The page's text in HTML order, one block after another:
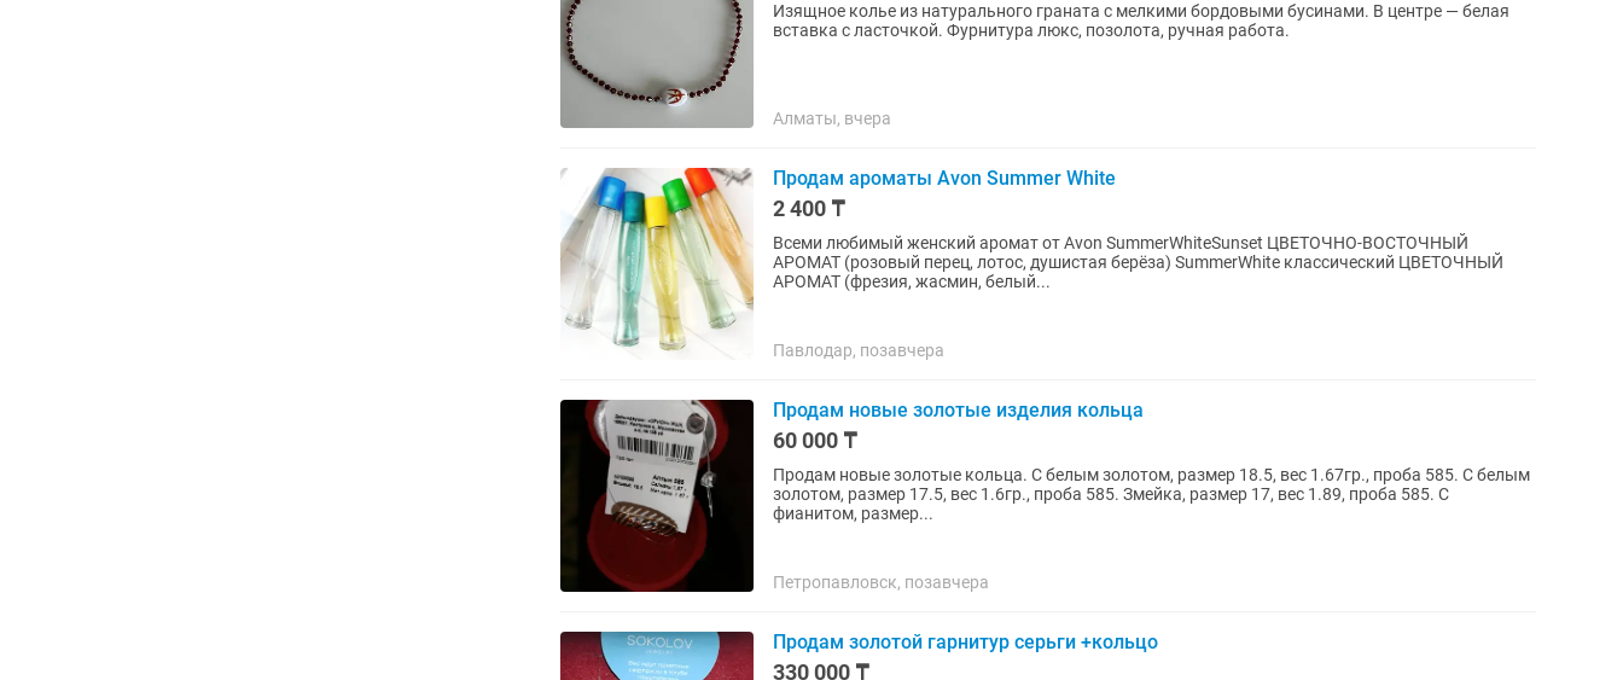
Изящное колье из натурального граната с мелкими бордовыми бусинами. В центре — белая
вставка с ласточкой. Фурнитура люкс, позолота, ручная работа.
Алматы, вчера
Продам ароматы Avon Summer White
2 400 ₸
Всеми любимый женский аромат от Avon SummerWhiteSunset ЦВЕТОЧНО-ВОСТОЧНЫЙ
АРОМАТ (розовый перец, лотос, душистая берёза) SummerWhite классический ЦВЕТОЧНЫЙ
АРОМАТ (фрезия, жасмин, белый...
Павлодар, позавчера
Продам новые золотые изделия кольца
60 000 ₸
Продам новые золотые кольца. С белым золотом, размер 18.5, вес 1.67гр., проба 585. С белым
золотом, размер 17.5, вес 1.6гр., проба 585. Змейка, размер 17, вес 1.89, проба 585. С
фианитом, размер...
Петропавловск, позавчера
Продам золотой гарнитур серьги +кольцо
330 000 ₸